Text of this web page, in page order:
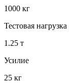
1000 кг
Тестовая нагрузка
1.25 т
Усилие
25 кг